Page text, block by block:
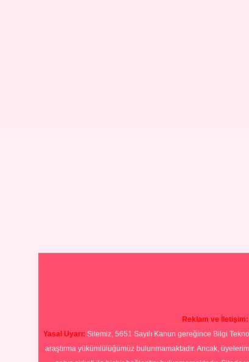
Reklam ve İletişim:
Yasal Uyarı: Sitemiz, 5651 Sayılı Kanun gereğince Bilgi
araştırma yükümlülüğümüz bulunmamaktadır. Ancak,